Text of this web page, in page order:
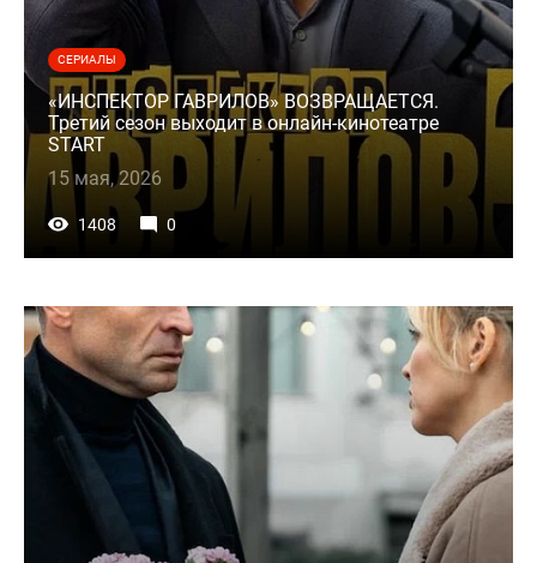
СЕРИАЛЫ
«ИНСПЕКТОР ГАВРИЛОВ» ВОЗВРАЩАЕТСЯ.
Третий сезон выходит в онлайн-кинотеатре
START
15 мая, 2026
1408 0